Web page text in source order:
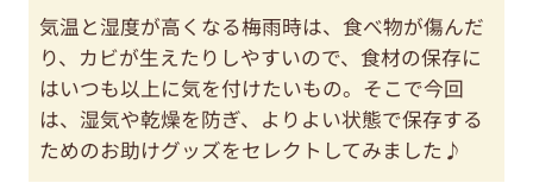
気温と湿度が高くなる梅雨時は、食べ物が傷んだ
り、カビが生えたりしやすいので、食材の保存に
はいつも以上に気を付けたいもの。そこで今回
は、湿気や乾燥を防ぎ、よりよい状態で保存する
ためのお助けグッズをセレクトしてみました♪